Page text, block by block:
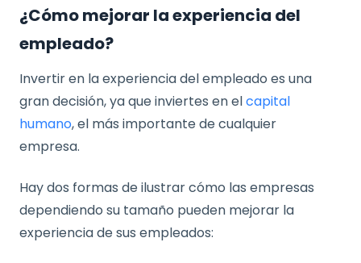
¿Cómo mejorar la experiencia del
empleado?
Invertir en la experiencia del empleado es una
gran decisión, ya que inviertes en elcapital
humano, el más importante de cualquier
empresa.
Hay dos formas de ilustrar cómo las empresas
dependiendo su tamaño pueden mejorar la
experiencia de sus empleados: